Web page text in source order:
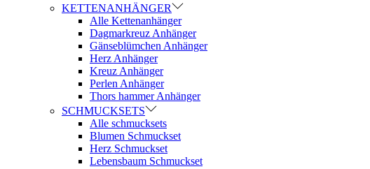
KETTENANHÄNGER
Alle Kettenanhänger
Dagmarkreuz Anhänger
Gänseblümchen Anhänger
Herz Anhänger
Kreuz Anhänger
Perlen Anhänger
Thors hammer Anhänger
SCHMUCKSETS
Alle schmucksets
Blumen Schmuckset
Herz Schmuckset
Lebensbaum Schmuckset